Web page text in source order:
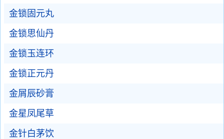
金锁固元丸
金锁思仙丹
金锁玉连环
金锁正元丹
金屑辰砂膏
金星凤尾草
金针白茅饮